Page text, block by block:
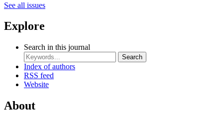
See all issues
Explore
Search in this journal
Search
Index of authors
RSS feed
Website
About